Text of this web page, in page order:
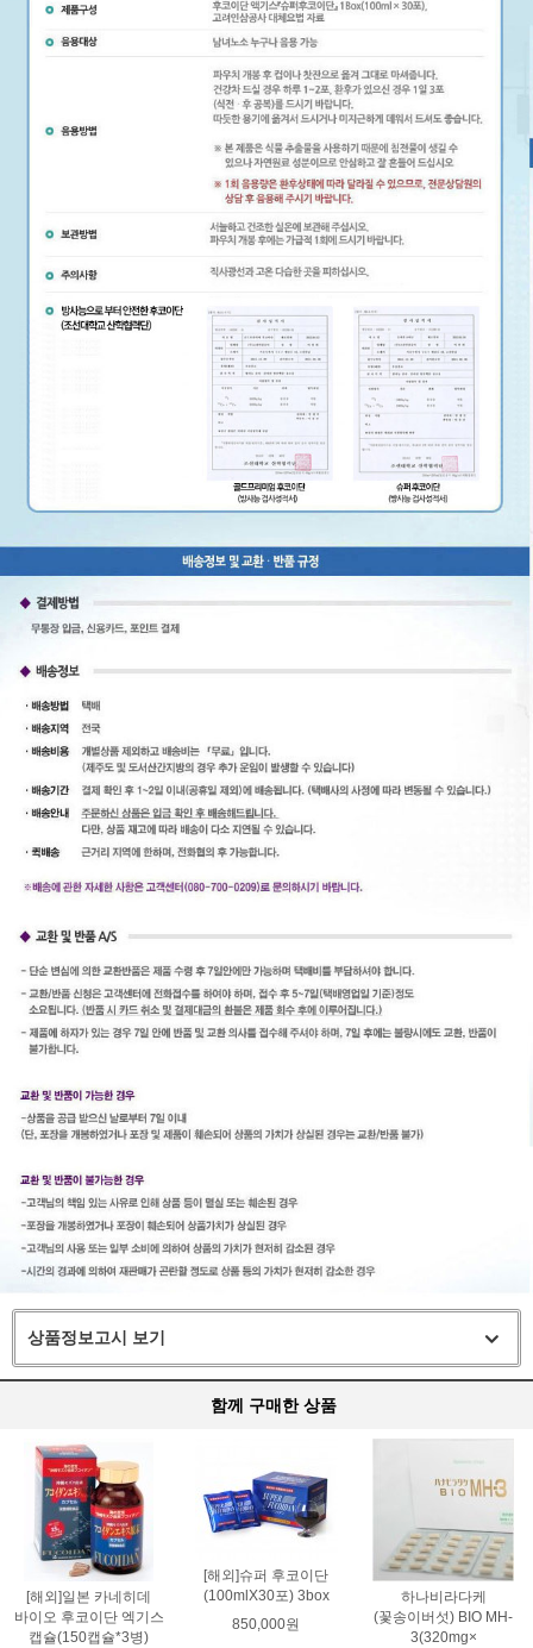
상품정보고시 보기
함께 구매한 상품
[해외]일본 카네히데
바이오 후코이단 엑기스
캡슐(150캡슐*3병)
[해외]슈퍼 후코이단
(100mlX30포) 3box
850,000원
하나비라다케
(꽃송이버섯) BIO MH-
3(320mg×